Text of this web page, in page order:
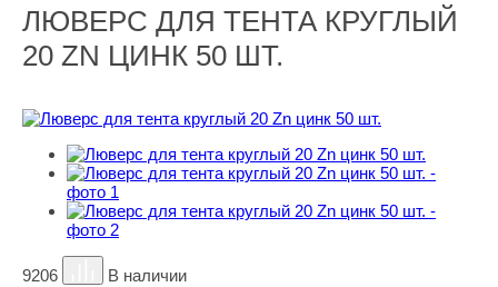
ЛЮВЕРС ДЛЯ ТЕНТА КРУГЛЫЙ
20 ZN ЦИНК 50 ШТ.
9206
В наличии